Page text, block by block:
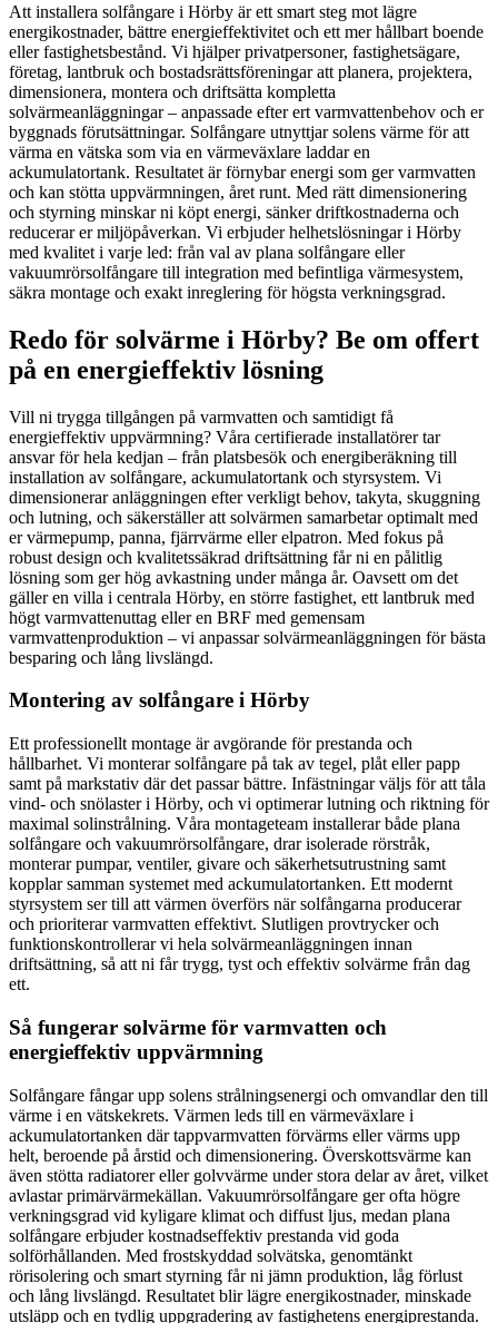
Att installera solfångare i Hörby är ett smart steg mot lägre
energikostnader, bättre energieffektivitet och ett mer hållbart boende
eller fastighetsbestånd. Vi hjälper privatpersoner, fastighetsägare,
företag, lantbruk och bostadsrättsföreningar att planera, projektera,
dimensionera, montera och driftsätta kompletta
solvärmeanläggningar – anpassade efter ert varmvattenbehov och er
byggnads förutsättningar. Solfångare utnyttjar solens värme för att
värma en vätska som via en värmeväxlare laddar en
ackumulatortank. Resultatet är förnybar energi som ger varmvatten
och kan stötta uppvärmningen, året runt. Med rätt dimensionering
och styrning minskar ni köpt energi, sänker driftkostnaderna och
reducerar er miljöpåverkan. Vi erbjuder helhetslösningar i Hörby
med kvalitet i varje led: från val av plana solfångare eller
vakuumrörsolfångare till integration med befintliga värmesystem,
säkra montage och exakt inreglering för högsta verkningsgrad.
Redo för solvärme i Hörby? Be om offert
på en energieffektiv lösning
Vill ni trygga tillgången på varmvatten och samtidigt få
energieffektiv uppvärmning? Våra certifierade installatörer tar
ansvar för hela kedjan – från platsbesök och energiberäkning till
installation av solfångare, ackumulatortank och styrsystem. Vi
dimensionerar anläggningen efter verkligt behov, takyta, skuggning
och lutning, och säkerställer att solvärmen samarbetar optimalt med
er värmepump, panna, fjärrvärme eller elpatron. Med fokus på
robust design och kvalitetssäkrad driftsättning får ni en pålitlig
lösning som ger hög avkastning under många år. Oavsett om det
gäller en villa i centrala Hörby, en större fastighet, ett lantbruk med
högt varmvattenuttag eller en BRF med gemensam
varmvattenproduktion – vi anpassar solvärmeanläggningen för bästa
besparing och lång livslängd.
Montering av solfångare i Hörby
Ett professionellt montage är avgörande för prestanda och
hållbarhet. Vi monterar solfångare på tak av tegel, plåt eller papp
samt på markstativ där det passar bättre. Infästningar väljs för att tåla
vind- och snölaster i Hörby, och vi optimerar lutning och riktning för
maximal solinstrålning. Våra montageteam installerar både plana
solfångare och vakuumrörsolfångare, drar isolerade rörstråk,
monterar pumpar, ventiler, givare och säkerhetsutrustning samt
kopplar samman systemet med ackumulatortanken. Ett modernt
styrsystem ser till att värmen överförs när solfångarna producerar
och prioriterar varmvatten effektivt. Slutligen provtrycker och
funktionskontrollerar vi hela solvärmeanläggningen innan
driftsättning, så att ni får trygg, tyst och effektiv solvärme från dag
ett.
Så fungerar solvärme för varmvatten och
energieffektiv uppvärmning
Solfångare fångar upp solens strålningsenergi och omvandlar den till
värme i en vätskekrets. Värmen leds till en värmeväxlare i
ackumulatortanken där tappvarmvatten förvärms eller värms upp
helt, beroende på årstid och dimensionering. Överskottsvärme kan
även stötta radiatorer eller golvvärme under stora delar av året, vilket
avlastar primärvärmekällan. Vakuumrörsolfångare ger ofta högre
verkningsgrad vid kyligare klimat och diffust ljus, medan plana
solfångare erbjuder kostnadseffektiv prestanda vid goda
solförhållanden. Med frostskyddad solvätska, genomtänkt
rörisolering och smart styrning får ni jämn produktion, låg förlust
och lång livslängd. Resultatet blir lägre energikostnader, minskade
utsläpp och en tydlig uppgradering av fastighetens energiprestanda.